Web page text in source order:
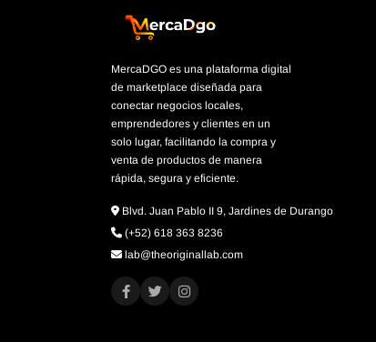
MercaDGO es una plataforma digital
de marketplace diseñada para
conectar negocios locales,
emprendedores y clientes en un
solo lugar, facilitando la compra y
venta de productos de manera
rápida, segura y eficiente.
Blvd. Juan Pablo II 9, Jardines de Durango
(+52) 618 363 8236
lab@theoriginallab.com